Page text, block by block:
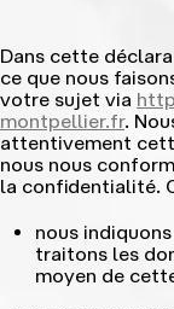
Dans cette
ce que nous
votre sujet via
montpellier.fr.
attentivement
nous nous
la confidentialité.
nous
traitons les
moyen de